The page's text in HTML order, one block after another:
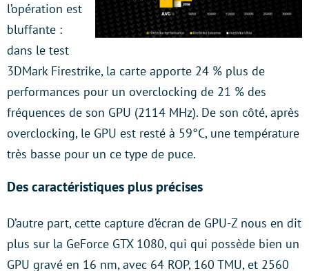
l’opération est
bluffante :
dans le test
3DMark Firestrike, la carte apporte 24 % plus de
performances pour un overclocking de 21 % des
fréquences de son GPU (2114 MHz). De son côté, après
overclocking, le GPU est resté à 59°C, une température
très basse pour un ce type de puce.
Des caractéristiques plus précises
D’autre part, cette capture d’écran de GPU-Z nous en dit
plus sur la GeForce GTX 1080, qui qui possède bien un
GPU gravé en 16 nm, avec 64 ROP, 160 TMU, et 2560